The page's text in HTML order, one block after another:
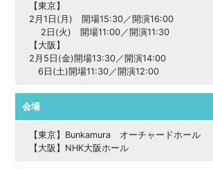
【東京】
2月1日(月) 開場15:30／開演16:00
2日(火) 開場11:00／開演11:30
【大阪】
2月5日(金)開場13:30／開演14:00
6日(土)開場11:30／開演12:00
会場
【東京】Bunkamura オーチャードホール
【大阪】NHK大阪ホール